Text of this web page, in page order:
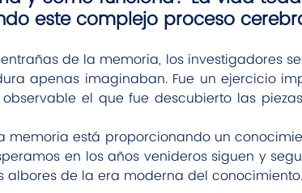
este complejo proceso
de la memoria, los investigadores
apenas imaginaban. Fue un ejercicio
el que fue descubierto las
memoria está proporcionando un
en los años venideros siguen y
albores de la era moderna del conocimiento.